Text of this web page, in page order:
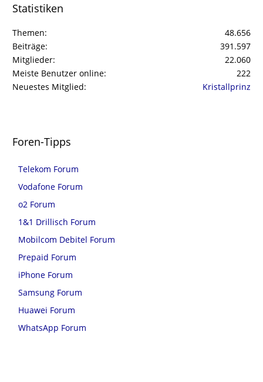
Statistiken
Themen
48.656
Beiträge
391.597
Mitglieder
22.060
Meiste Benutzer online
222
Neuestes Mitglied
Kristallprinz
Foren-Tipps
Telekom Forum
Vodafone Forum
o2 Forum
1&1 Drillisch Forum
Mobilcom Debitel Forum
Prepaid Forum
iPhone Forum
Samsung Forum
Huawei Forum
WhatsApp Forum